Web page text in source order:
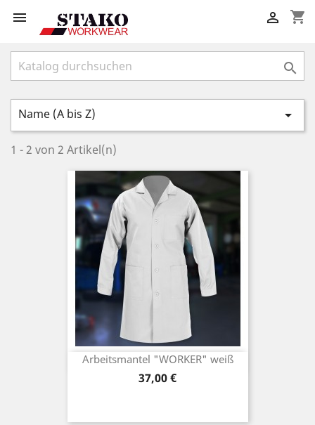
 shopping_cart


Name (A bis Z) 
1 - 2 von 2 Artikel(n)
Arbeitsmantel "WORKER" weiß
Preis
37,00 €